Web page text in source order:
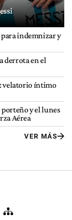
indemnizar y
derrota en el
velatorio íntimo
porteño y el lunes
Aérea
VER MÁS